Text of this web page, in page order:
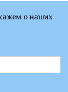
о наших